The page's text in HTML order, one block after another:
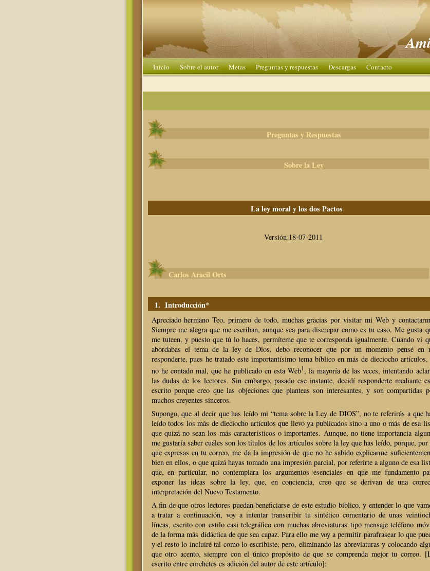
Inicio Sobre el autor Metas Preguntas y respuestas Descargas Contacto
Preguntas y Respuestas
Sobre la Ley
La ley moral y los dos Pactos
Versión 18-07-2011
Carlos Aracil Orts
1. Introducción*
Apreciado hermano Teo, primero de todo, muchas gracias por visitar mi Web y
Siempre me alegra que me escriban, aunque sea para discrepar como es tu caso. Me gusta
me tuteen, y puesto que tú lo haces, permíteme que te corresponda igualmente. Cuando vi
abordabas el tema de la ley de Dios, debo reconocer que por un momento pensé en
responderte, pues he tratado este importantísimo tema bíblico en más de dieciocho
no he contado mal, que he publicado en esta Web1, la mayoría de las veces, intentando
las dudas de los lectores. Sin embargo, pasado ese instante, decidí responderte mediante
escrito porque creo que las objeciones que planteas son interesantes, y son compartidas
muchos creyentes sinceros.
Supongo, que al decir que has leído mi “tema sobre la Ley de DIOS”, no te referirás a que
leído todos los más de dieciocho artículos que llevo ya publicados sino a uno o más de esa
que quizá no sean los más característicos o importantes. Aunque, no tiene importancia
me gustaría saber cuáles son los títulos de los artículos sobre la ley que has leído, porque,
que expresas en tu correo, me da la impresión de que no he sabido explicarme
bien en ellos, o que quizá hayas tomado una impresión parcial, por referirte a alguno de esa
que, en particular, no contemplara los argumentos esenciales en que me fundamento
exponer las ideas sobre la ley, que, en conciencia, creo que se derivan de una
interpretación del Nuevo Testamento.
A fin de que otros lectores puedan beneficiarse de este estudio bíblico, y entender lo que
a tratar a continuación, voy a intentar transcribir tu sintético comentario de unas
líneas, escrito con estilo casi telegráfico con muchas abreviaturas tipo mensaje teléfono
de la forma más didáctica de que sea capaz. Para ello me voy a permitir parafrasear lo que
y el resto lo incluiré tal como lo escribiste, pero, eliminando las abreviaturas y colocando
que otro acento, siempre con el único propósito de que se comprenda mejor tu correo.
escrito entre corchetes es adición del autor de este artículo]: